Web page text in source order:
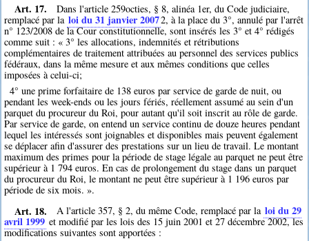
Art. 17.
Dans l'article 259octies, § 8, alinéa 1er, du Code judiciaire,
remplacé par la loi du 31 janvier 20072, à la place du 3°, annulé par l'arrêt
n° 123/2008 de la Cour constitutionnelle, sont insérés les 3° et 4° rédigés
comme suit : « 3° les allocations, indemnités et rétributions
complémentaires de traitement attribuées au personnel des services publics
fédéraux, dans la même mesure et aux mêmes conditions que celles
imposées à celui-ci;
4° une prime forfaitaire de 138 euros par service de garde de nuit, ou
pendant les week-ends ou les jours fériés, réellement assumé au sein d'un
parquet du procureur du Roi, pour autant qu'il soit inscrit au rôle de garde.
Par service de garde, on entend un service continu de douze heures pendant
lequel les intéressés sont joignables et disponibles mais peuvent également
se déplacer afin d'assurer des prestations sur un lieu de travail. Le montant
maximum des primes pour la période de stage légale au parquet ne peut être
supérieur à 1 794 euros. En cas de prolongement du stage dans un parquet
du procureur du Roi, le montant ne peut être supérieur à 1 196 euros par
période de six mois. ».
Art. 18. A l'article 357, § 2, du même Code, remplacé par la loi du 29
avril 1999 et modifié par les lois des 15 juin 2001 et 27 décembre 2002, les
modifications suivantes sont apportées :